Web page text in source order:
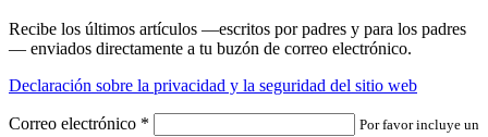
Recibe los últimos artículos —escritos por padres y para los padres
— enviados directamente a tu buzón de correo electrónico.
Declaración sobre la privacidad y la seguridad del sitio web
Correo electrónico *
Por favor incluye un